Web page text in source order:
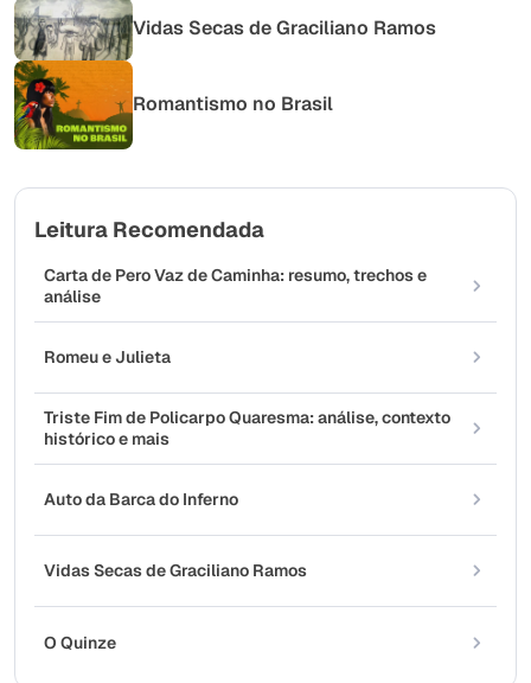
Vidas Secas de Graciliano Ramos
Romantismo no Brasil
Leitura Recomendada
Carta de Pero Vaz de Caminha: resumo, trechos e
análise
Romeu e Julieta
Triste Fim de Policarpo Quaresma: análise, contexto
histórico e mais
Auto da Barca do Inferno
Vidas Secas de Graciliano Ramos
O Quinze